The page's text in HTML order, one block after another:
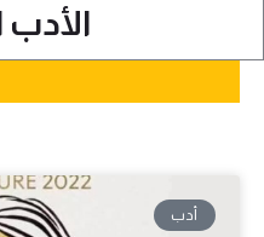
الأدب
أدب